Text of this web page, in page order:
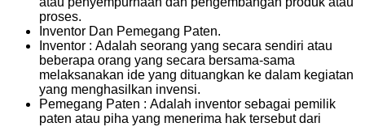
proses.
Inventor Dan Pemegang Paten.
Inventor : Adalah seorang yang secara sendiri atau
beberapa orang yang secara bersama-sama
melaksanakan ide yang dituangkan ke dalam kegiatan
yang menghasilkan invensi.
Pemegang Paten : Adalah inventor sebagai pemilik
paten atau piha yang menerima hak tersebut dari